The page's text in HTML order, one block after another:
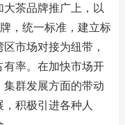
茶品牌推广上，以
，统一标准，建立标
市场对接为纽带，
率。在加快市场开
群发展方面的带动
积极引进各种人